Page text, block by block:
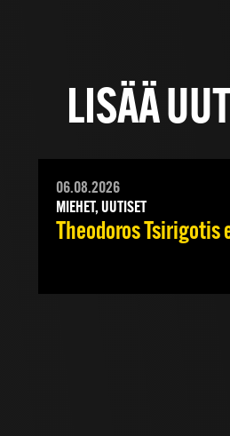
LISÄÄ
06.08.2026
MIEHET, UUTISET
Theodoros Tsirigotis